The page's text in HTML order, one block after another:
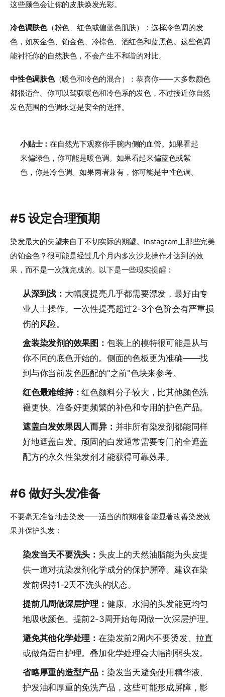
这些颜色会让你的皮肤焕发光彩。
冷色调肤色（粉色、红色或偏蓝色肌肤）：选择冷色调的发
色，如灰金色、铂金色、冷棕色、酒红色和蓝黑色。这些色调
能衬托你的自然肤色，不会产生不和谐的对比。
中性色调肤色（暖色和冷色的混合）：恭喜你——大多数颜色
都很适合。你可以驾驭暖色和冷色系的发色，不过接近你自然
发色范围的色调永远是安全的选择。
小贴士：在自然光下观察你手腕内侧的血管。如果看起
来偏绿色，你可能是暖色调。如果看起来偏蓝色或紫
色，你是冷色调。如果两者兼有，你可能是中性色调。
#5 设定合理预期
染发最大的失望来自于不切实际的期望。Instagram上那些完美
的铂金色？很可能是经过几个月内多次沙龙操作才达到的效
果，而不是一次就完成的。以下是一些现实提醒：
从深到浅： 大幅度提亮几乎都需要漂发，最好由专
业人士操作。一次性提亮超过2-3个色阶会有严重损
伤的风险。
盒装染发剂的效果图： 包装上的模特很可能是从与
你不同的底色开始的。侧面的色板更为准确——找
到与你当前发色匹配的"之前"色块来参考。
红色最难维持：红色颜料分子较大，比其他颜色洗
褪更快。准备好更频繁的补色和专用的护色产品。
遮盖白发效果因人而异： 并非所有染发剂都能同样
好地遮盖白发。顽固的白发通常需要专门的全遮盖
配方的永久性染发剂才能获得可靠效果。
#6 做好头发准备
不要毫无准备地去染发——适当的前期准备能显著改善染发效
果并保护头发：
染发当天不要洗头： 头皮上的天然油脂能为头皮提
供一道对抗染发剂化学成分的保护屏障。建议在染
发前保持1-2天不洗头的状态。
提前几周做深层护理： 健康、水润的头发能更均匀
地吸收颜色。提前2-3周开始每周做一次深层护理。
避免其他化学处理：在染发前2周内不要烫发、拉直
或做角蛋白护理。叠加化学处理会大幅削弱头发。
省略厚重的造型产品： 染发当天避免使用精华液、
护发油和厚重的免洗产品，这些可能形成屏障，影